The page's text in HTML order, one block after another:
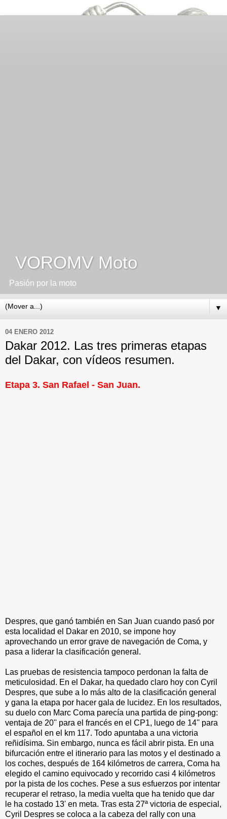
VOROMV Moto
Pasión por la moto
▼
04 ENERO 2012
Dakar 2012. Las tres primeras etapas
del Dakar, con vídeos resumen.
Etapa 3. San Rafael - San Juan.
Despres, que ganó también en San Juan cuando pasó por
esta localidad el Dakar en 2010, se impone hoy
aprovechando un error grave de navegación de Coma, y
pasa a liderar la clasificación general.
Las pruebas de resistencia tampoco perdonan la falta de
meticulosidad. En el Dakar, ha quedado claro hoy con Cyril
Despres, que sube a lo más alto de la clasificación general
y gana la etapa por hacer gala de lucidez. En los resultados,
su duelo con Marc Coma parecía una partida de ping-pong:
ventaja de 20'' para el francés en el CP1, luego de 14'' para
el español en el km 117. Todo apuntaba a una victoria
reñidísima. Sin embargo, nunca es fácil abrir pista. En una
bifurcación entre el itinerario para las motos y el destinado a
los coches, después de 164 kilómetros de carrera, Coma ha
elegido el camino equivocado y recorrido casi 4 kilómetros
por la pista de los coches. Pese a sus esfuerzos por intentar
recuperar el retraso, la media vuelta que ha tenido que dar
le ha costado 13' en meta. Tras esta 27ª victoria de especial,
Cyril Despres se coloca a la cabeza del rally con una